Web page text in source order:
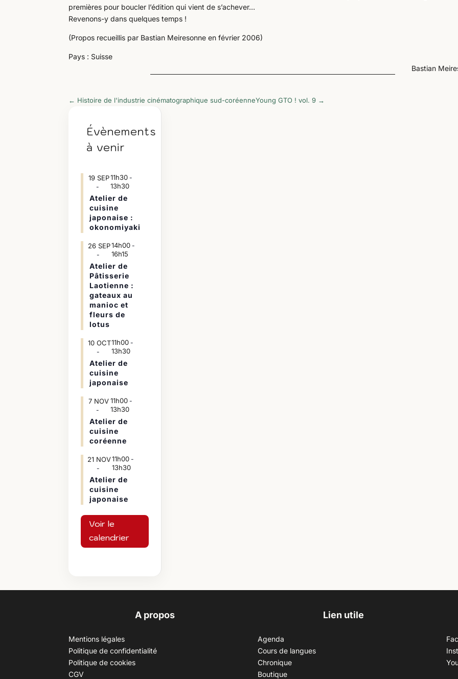
premières pour boucler l’édition qui vient de s’achever…
Revenons-y dans quelques temps !
(Propos recueillis par Bastian Meiresonne en février 2006)
Pays : Suisse
Bastian
← Histoire de l'industrie cinématographique sud-coréenneYoung GTO ! vol. 9 →
Évènements
à venir
19 SEP11h30 -
13h30
Atelier de
cuisine
japonaise :
okonomiyaki
26 SEP14h00-
16h15
Atelier de
Pâtisserie
Laotienne :
gateaux au
manioc et
fleurs de
lotus
10 OCT11h00 -
13h30
Atelier de
cuisine
japonaise
7 NOV11h00-
13h30
Atelier de
cuisine
coréenne
21 NOV11h00-
13h30
Atelier de
cuisine
japonaise
Voir le
calendrier
A propos
Mentions légales
Politique de confidentialité
Politique de cookies
CGV
Lien utile
Agenda
Cours de langues
Chronique
Boutique